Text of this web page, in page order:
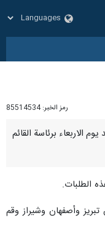
رمز الخبر: 85514534
عليها في اجتماع عقد يوم الاربعاء برئاسة القائم
وأصفهان وشيراز وقم